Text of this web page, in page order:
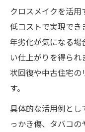
クロスメイクを活
低コストで実現でき
年劣化が気になる場
い仕上がりを得ら
状回復や中古住宅の
す。
具体的な活用例と
っかき傷、タバコ